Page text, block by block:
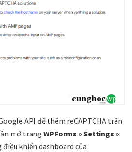
API để thêm reCAPTCHA trên
mở trang WPForms » Settings »
khiển dashboard của